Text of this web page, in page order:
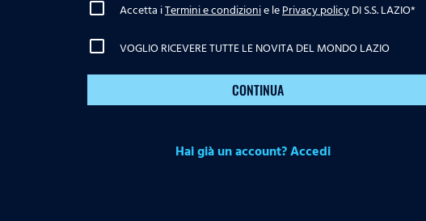
Accetta iTermini e condizionie lePrivacy policyDI S.S. LAZIO*
VOGLIO RICEVERE TUTTE LE NOVITA DEL MONDO LAZIO
CONTINUA
Hai già un account? Accedi